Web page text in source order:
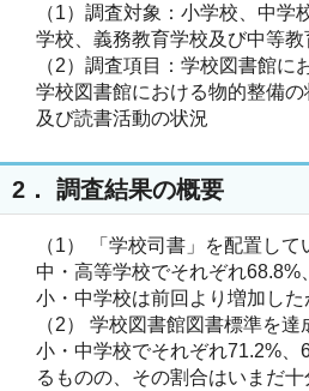
（1）調査対象：小学校、中学
学校、義務教育学校及び中等教
（2）調査項目：学校図書館に
学校図書館における物的整備
及び読書活動の状況
2． 調査結果の概要
（1） 「学校司書」を配置し
中・高等学校でそれぞれ68.8%
小・中学校は前回より増加した
（2） 学校図書館図書標準を
小・中学校でそれぞれ71.2%、
るものの、その割合はいまだ十